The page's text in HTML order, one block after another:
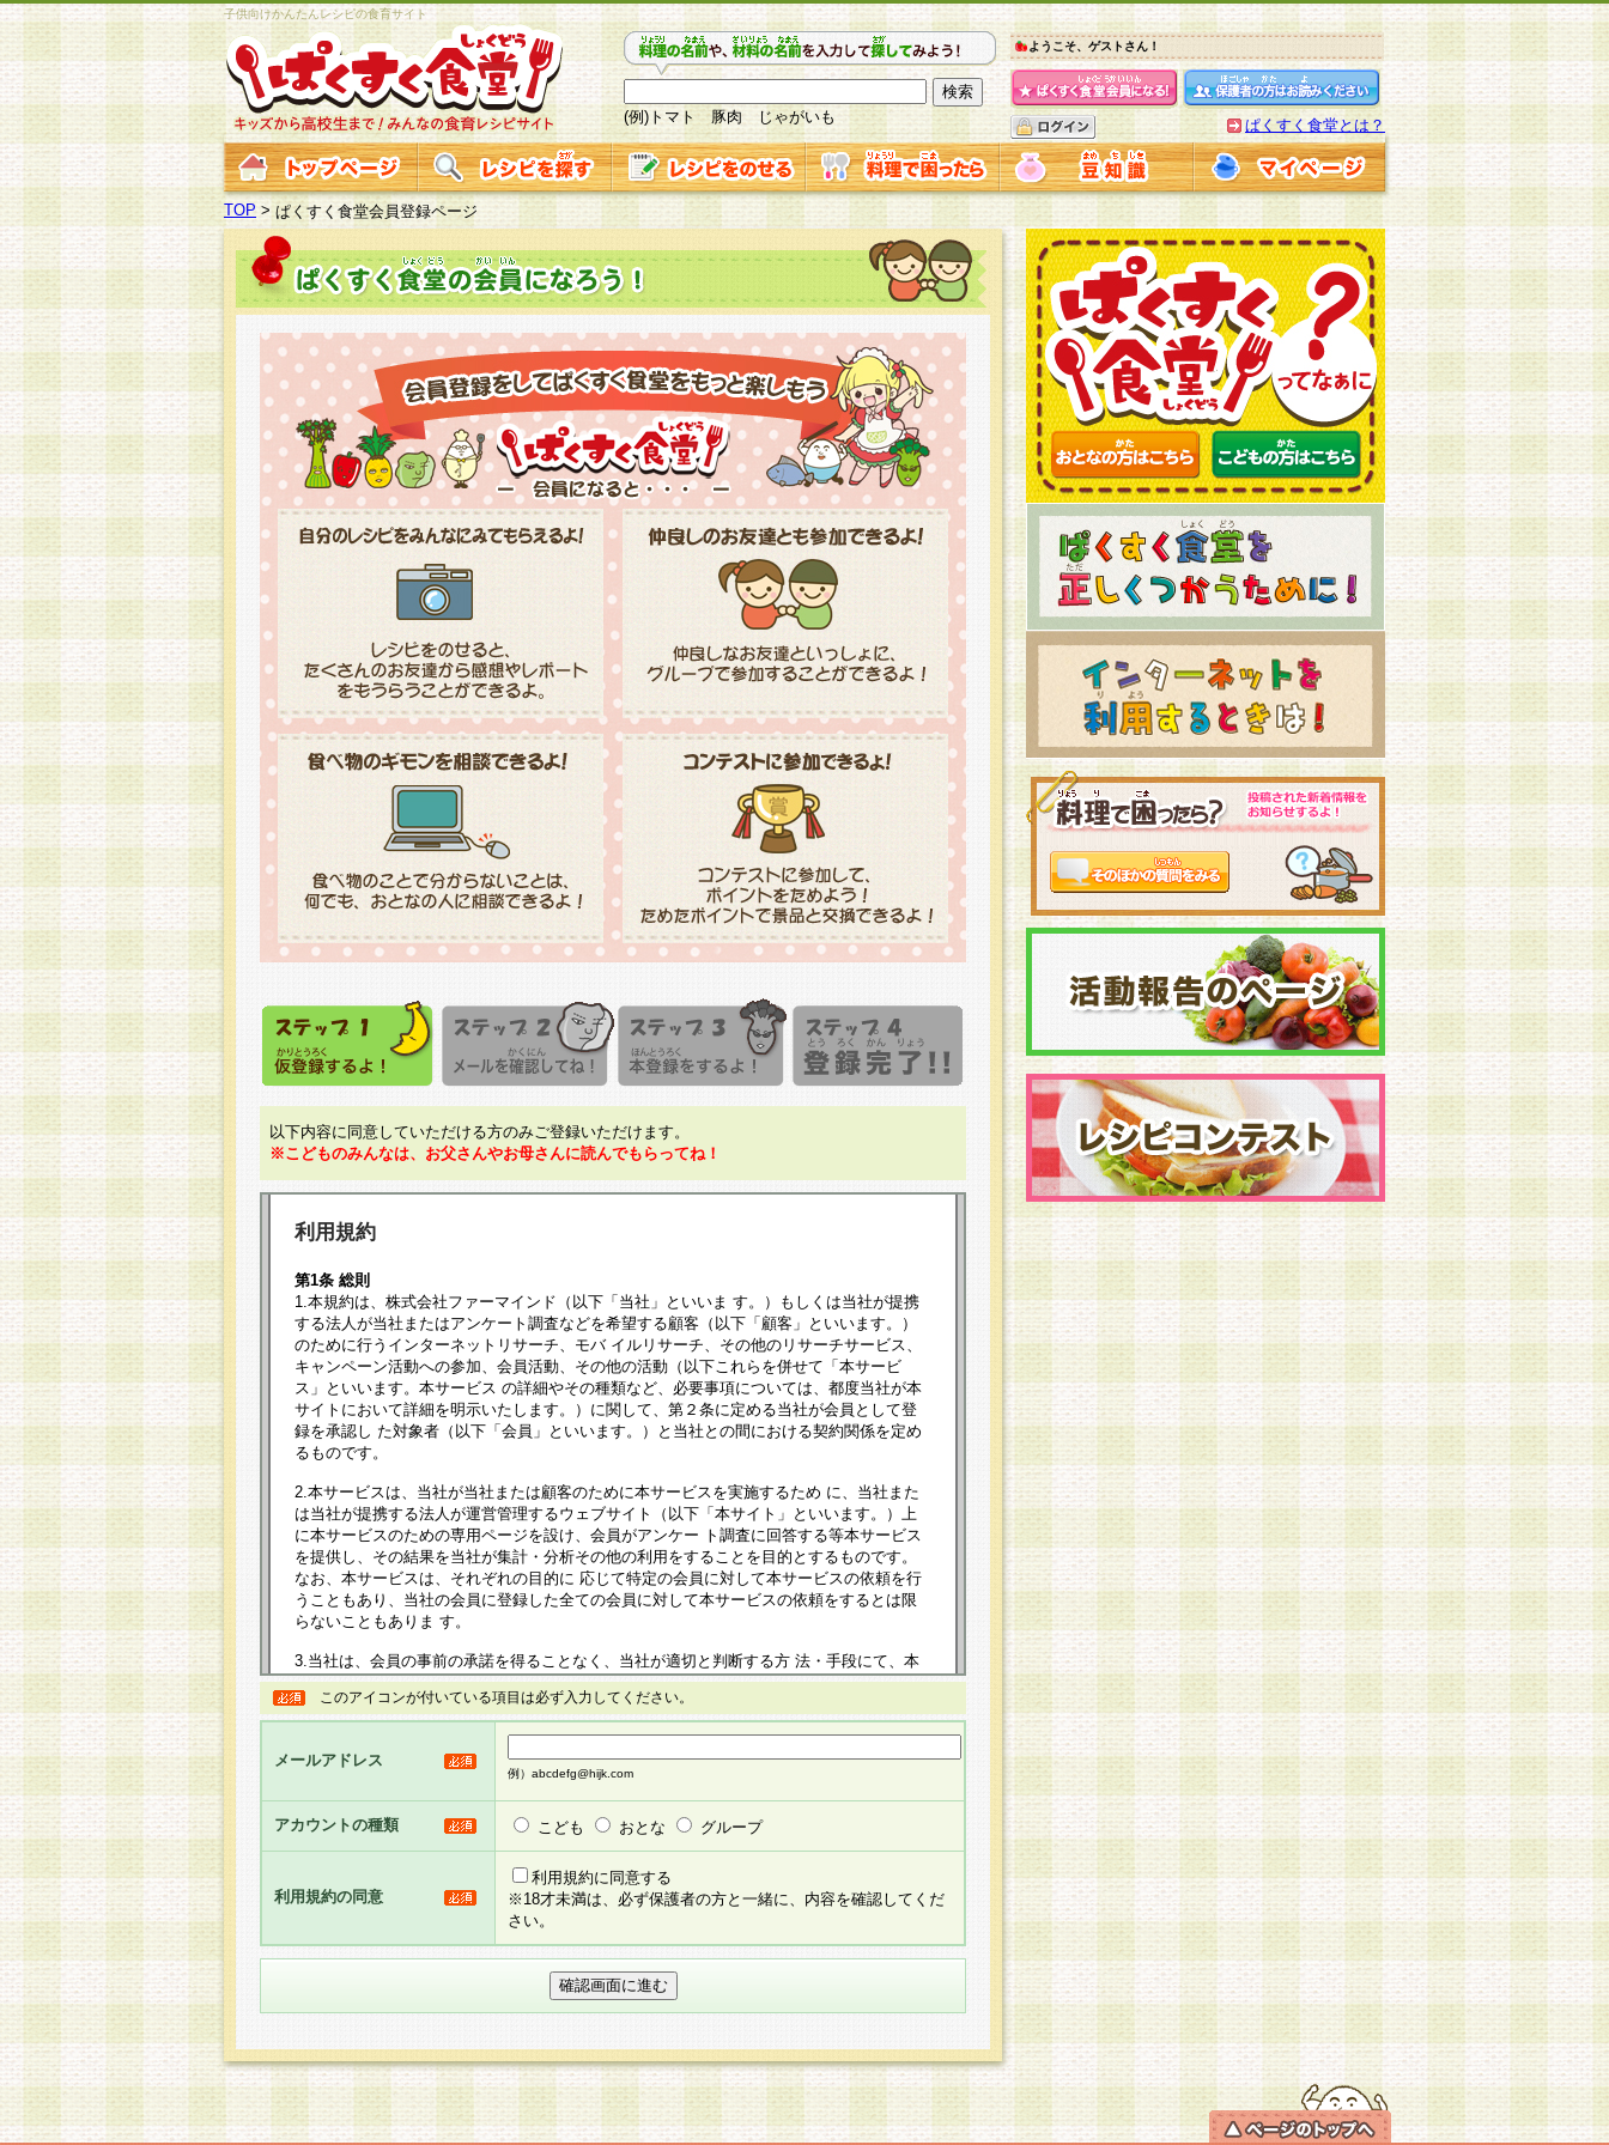
子供向けかんたんレシピの食育サイト
(例)トマト 豚肉 じゃがいも
ようこそ、ゲストさん！
ぱくすく食堂とは？
TOP >ぱくすく食堂会員登録ページ
以下内容に同意していただける方のみご登録いただけます。
※こどものみんなは、お父さんやお母さんに読んでもらってね！
利用規約
第1条 総則
1.本規約は、株式会社ファーマインド（以下「当社」といいま す。）もしくは当社が提携
する法人が当社またはアンケート調査などを希望する顧客（以下「顧客」といいます。）
のために行うインターネットリサーチ、モバ イルリサーチ、その他のリサーチサービス、
キャンペーン活動への参加、会員活動、その他の活動（以下これらを併せて「本サービ
ス」といいます。本サービス の詳細やその種類など、必要事項については、都度当社が本
サイトにおいて詳細を明示いたします。）に関して、第２条に定める当社が会員として登
録を承認し た対象者（以下「会員」といいます。）と当社との間における契約関係を定め
るものです。
2.本サービスは、当社が当社または顧客のために本サービスを実施するため に、当社また
は当社が提携する法人が運営管理するウェブサイト（以下「本サイト」といいます。）上
に本サービスのための専用ページを設け、会員がアンケー ト調査に回答する等本サービス
を提供し、その結果を当社が集計・分析その他の利用をすることを目的とするものです。
なお、本サービスは、それぞれの目的に 応じて特定の会員に対して本サービスの依頼を行
うこともあり、当社の会員に登録した全ての会員に対して本サービスの依頼をするとは限
らないこともありま す。
3.当社は、会員の事前の承諾を得ることなく、当社が適切と判断する方 法・手段にて、本
規約を任意に制定、変更または修正することができるものとします。改定後の本規約等
は、本規約においては本サイトに掲示したときに、その 他の諸規定については、会員に対
して告知の案内を配信または本サイトに掲示したときのいずれか早い時期をもってその効
るものとします。
5.当社がお聞きする個人情報は、すべて会員登録希望者の自由な意思で提 供いただいたも
のと考えております。従って、会員登録希望者が自らの個人情報の提供を希望されない場
合には、当社はその個人情報をお預かりいたしません が、提供されないことによって、当
社の取扱商品やサービス等をご利用いただけない場合がありますことを予めご了承くださ
い。
6.当社は、お客様から当社が保有している個人情報の開示・訂正・追加・ 利用停止等を求
められた場合には、ご本人様であることが当社にて確認できた場合に限り、法令に準拠し
せ先となります。
第2条 会員の資格
1.会員とは、本規約等を承諾のうえ、当社所定の登録手続きを全て完了し、当社が承認した
このアイコンが付いている項目は必ず入力してください。
メールアドレス
例）abcdefg@hijk.com
アカウントの種類 こども おとな グループ
利用規約の同意
利用規約に同意する
※18才未満は、必ず保護者の方と一緒に、内容を確認してくだ
さい。